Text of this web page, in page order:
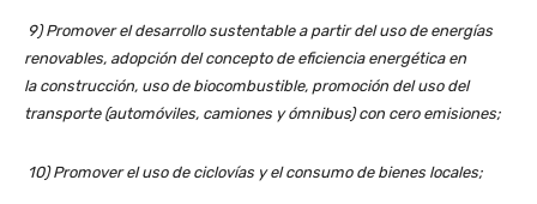
9) Promover el desarrollo sustentable a partir del uso de energías
renovables, adopción del concepto de eficiencia energética en
la construcción, uso de biocombustible, promoción del uso del
transporte (automóviles, camiones y ómnibus) con cero emisiones;
10) Promover el uso de ciclovías y el consumo de bienes locales;